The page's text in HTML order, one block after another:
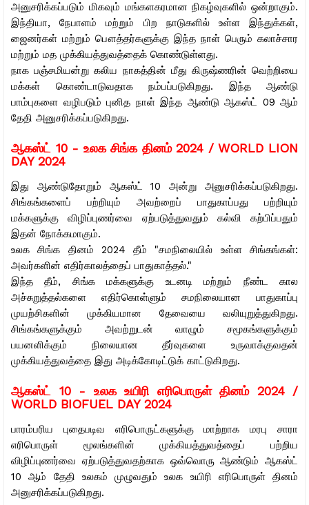
அனுசரிக்கப்படும் மிகவும் மங்களகரமான நிகழ்வுகளில் ஒன்றாகும்.
இந்தியா, நேபாளம் மற்றும் பிற நாடுகளில் உள்ள இந்துக்கள்,
ஜைனர்கள் மற்றும் பௌத்தர்களுக்கு இந்த நாள் பெரும் கலாச்சார
மற்றும் மத முக்கியத்துவத்தைக் கொண்டுள்ளது.
நாக பஞ்சமியன்று கலிய நாகத்தின் மீது கிருஷ்ணரின் வெற்றியை
மக்கள் கொண்டாடுவதாக நம்பப்படுகிறது. இந்த ஆண்டு
பாம்புகளை வழிபடும் புனித நாள் இந்த ஆண்டு ஆகஸ்ட் 09 ஆம்
தேதி அனுசரிக்கப்படுகிறது.
ஆகஸ்ட் 10 - உலக சிங்க தினம் 2024 / WORLD LION
DAY 2024
இது ஆண்டுதோறும் ஆகஸ்ட் 10 அன்று அனுசரிக்கப்படுகிறது.
சிங்கங்களைப் பற்றியும் அவற்றைப் பாதுகாப்பது பற்றியும்
மக்களுக்கு விழிப்புணர்வை ஏற்படுத்துவதும் கல்வி கற்பிப்பதும்
இதன் நோக்கமாகும்.
உலக சிங்க தினம் 2024 தீம் "சமநிலையில் உள்ள சிங்கங்கள்:
அவர்களின் எதிர்காலத்தைப் பாதுகாத்தல்."
இந்த தீம், சிங்க மக்களுக்கு உடனடி மற்றும் நீண்ட கால
அச்சுறுத்தல்களை எதிர்கொள்ளும் சமநிலையான பாதுகாப்பு
முயற்சிகளின் முக்கியமான தேவையை வலியுறுத்துகிறது.
சிங்கங்களுக்கும் அவற்றுடன் வாழும் சமூகங்களுக்கும்
பயனளிக்கும் நிலையான தீர்வுகளை உருவாக்குவதன்
முக்கியத்துவத்தை இது அடிக்கோடிட்டுக் காட்டுகிறது.
ஆகஸ்ட் 10 - உலக உயிரி எரிபொருள் தினம் 2024 /
WORLD BIOFUEL DAY 2024
பாரம்பரிய புதைபடிவ எரிபொருட்களுக்கு மாற்றாக மரபு சாரா
எரிபொருள் மூலங்களின் முக்கியத்துவத்தைப் பற்றிய
விழிப்புணர்வை ஏற்படுத்துவதற்காக ஒவ்வொரு ஆண்டும் ஆகஸ்ட்
10 ஆம் தேதி உலகம் முழுவதும் உலக உயிரி எரிபொருள் தினம்
அனுசரிக்கப்படுகிறது.